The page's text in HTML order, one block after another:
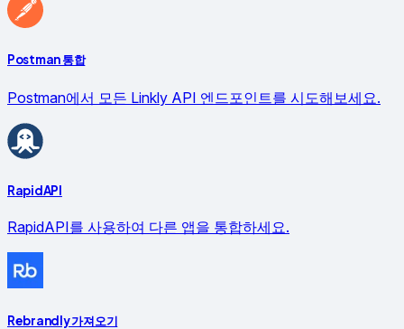
Postman 통합
Postman에서 모든 Linkly API 엔드포인트를 시도해보세요.
RapidAPI
RapidAPI를 사용하여 다른 앱을 통합하세요.
Rebrandly 가져오기